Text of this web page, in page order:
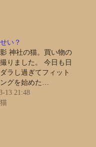
い？
神社の猫。買い物の
りました。 今日も日
ラし過ぎてフィット
グを始めた…
13 21:48